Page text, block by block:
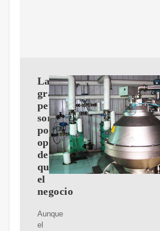
Las
grandes
petroleras
son
poco
optimistas
de
que
el
negocio
Aunque
el